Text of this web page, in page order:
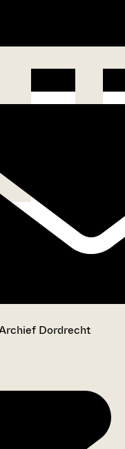
Dordrecht